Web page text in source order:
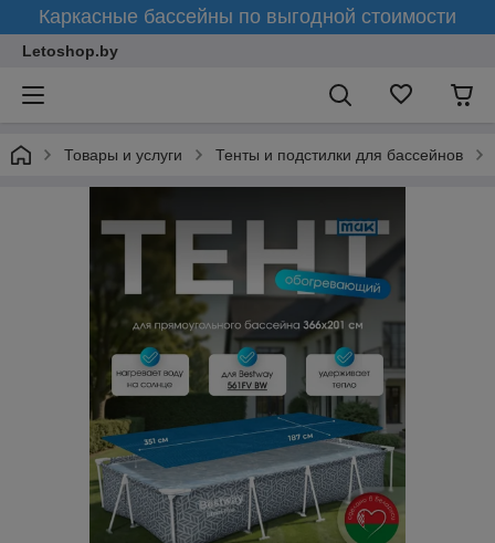
Каркасные бассейны по выгодной стоимости
Letoshop.by
Товары и услуги Тенты и подстилки для бассейнов